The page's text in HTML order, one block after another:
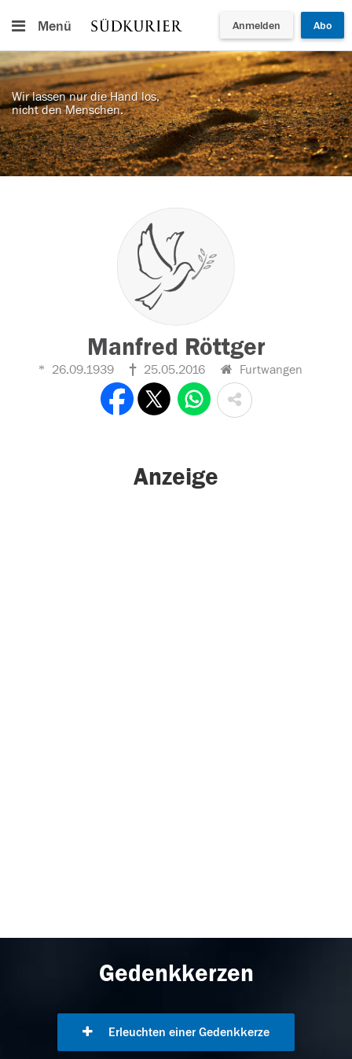
Menü Anmelden Abo
Wir lassen nur die Hand los,
nicht den Menschen.
Manfred Röttger
26.09.1939 25.05.2016 Furtwangen
Anzeige
Gedenkkerzen
Erleuchten einer Gedenkkerze